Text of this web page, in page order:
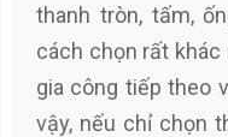
thanh tròn, tấm,
cách chọn rất khác
gia công tiếp theo
vậy, nếu chỉ chọn